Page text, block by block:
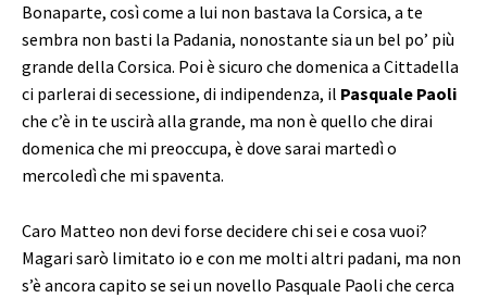
Bonaparte, così come a lui non bastava la Corsica, a te
sembra non basti la Padania, nonostante sia un bel po’ più
grande della Corsica. Poi è sicuro che domenica a Cittadella
ci parlerai di secessione, di indipendenza, il Pasquale Paoli
che c’è in te uscirà alla grande, ma non è quello che dirai
domenica che mi preoccupa, è dove sarai martedì o
mercoledì che mi spaventa.
Caro Matteo non devi forse decidere chi sei e cosa vuoi?
Magari sarò limitato io e con me molti altri padani, ma non
s’è ancora capito se sei un novello Pasquale Paoli che cerca